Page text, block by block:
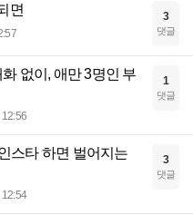
면 3
댓글
없이, 애만 3명인 부
12:56
1
댓글
스타 하면 벌어지는
12:54
3
댓글